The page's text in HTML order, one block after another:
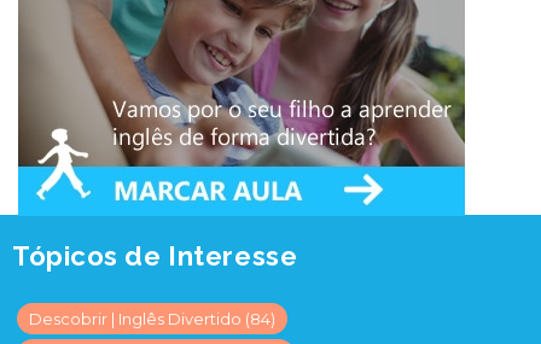
Tópicos de Interesse
Descobrir | Inglês Divertido (84)